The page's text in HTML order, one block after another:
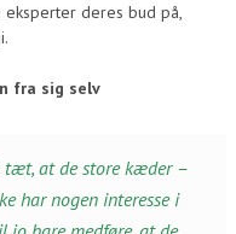
eksperter deres bud på,
fra sig selv
tæt, at de store kæder –
har nogen interesse i